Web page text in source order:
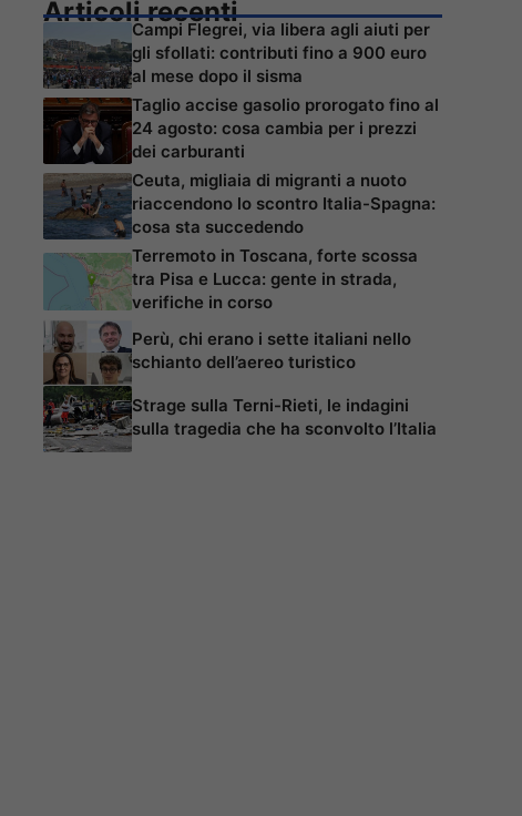
Articoli recenti
Campi Flegrei, via libera agli aiuti per
gli sfollati: contributi fino a 900 euro
al mese dopo il sisma
Taglio accise gasolio prorogato fino al
24 agosto: cosa cambia per i prezzi
dei carburanti
Ceuta, migliaia di migranti a nuoto
riaccendono lo scontro Italia-Spagna:
cosa sta succedendo
Terremoto in Toscana, forte scossa
tra Pisa e Lucca: gente in strada,
verifiche in corso
Perù, chi erano i sette italiani nello
schianto dell’aereo turistico
Strage sulla Terni-Rieti, le indagini
sulla tragedia che ha sconvolto l’Italia